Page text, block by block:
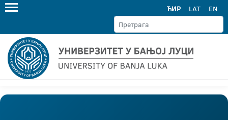
ЋИР LAT EN